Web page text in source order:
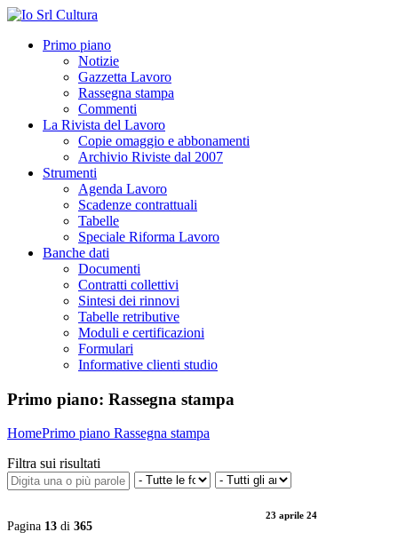
Primo piano
Notizie
Gazzetta Lavoro
Rassegna stampa
Commenti
La Rivista del Lavoro
Copie omaggio e abbonamenti
Archivio Riviste dal 2007
Strumenti
Agenda Lavoro
Scadenze contrattuali
Tabelle
Speciale Riforma Lavoro
Banche dati
Documenti
Contratti collettivi
Sintesi dei rinnovi
Tabelle retributive
Moduli e certificazioni
Formulari
Informative clienti studio
Primo piano: Rassegna stampa
HomePrimo piano Rassegna stampa
Filtra sui risultati
Pagina 13 di 365
23 aprile 24